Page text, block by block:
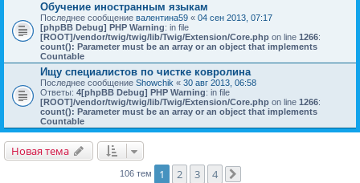
Обучение иностранным языкам
Последнее сообщение валентина59 « 04 сен 2013, 07:17
[phpBB Debug] PHP Warning: in file
[ROOT]/vendor/twig/twig/lib/Twig/Extension/Core.php on line 1266:
count(): Parameter must be an array or an object that implements
Countable
Ищу специалистов по чистке ковролина
Последнее сообщение Showchik « 30 авг 2013, 06:58
Ответы: 4[phpBB Debug] PHP Warning: in file
[ROOT]/vendor/twig/twig/lib/Twig/Extension/Core.php on line 1266:
count(): Parameter must be an array or an object that implements
Countable
Новая тема
106 тем 1 2 3 4